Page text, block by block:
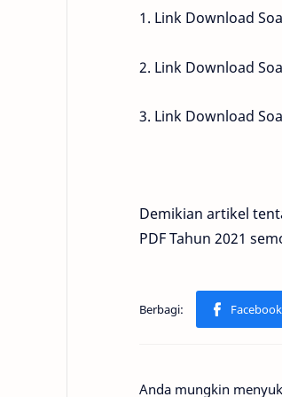
1. Link Download
2. Link Download
3. Link Download
Demikian artikel
PDF Tahun 2021
Anda mungkin